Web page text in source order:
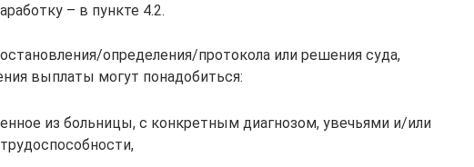
– в пункте 4.2.
определения/протокола или решения суда,
выплаты могут понадобиться:
из больницы, с конкретным диагнозом, увечьями и/или